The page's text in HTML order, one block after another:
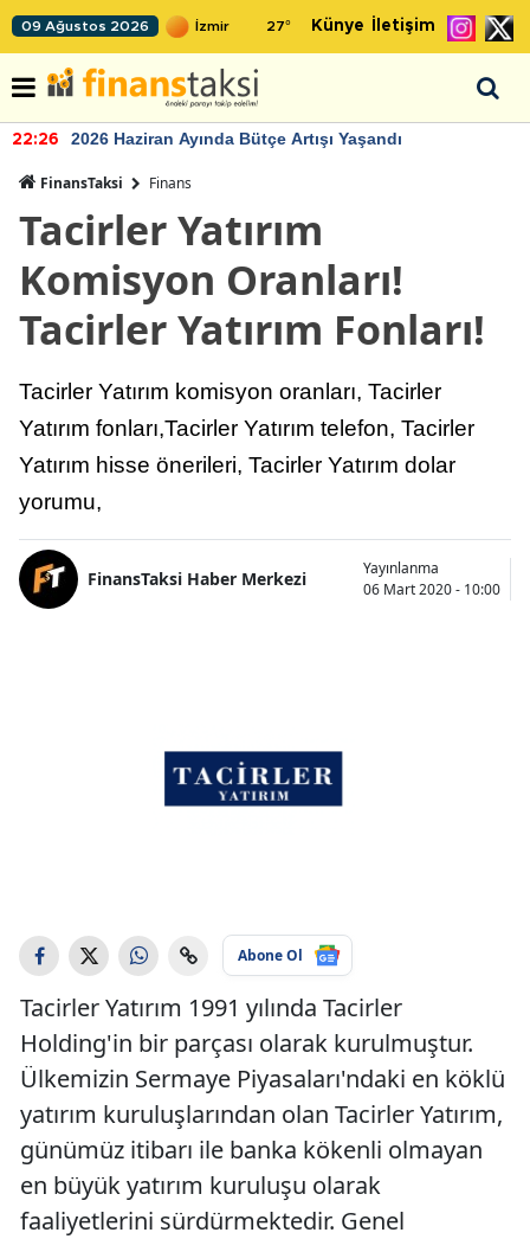
09 Ağustos 2026 27° Künye İletişim
22:24 TCMB'nin rezervlerinde artan momentum devam ediyor
FinansTaksi Finans
Tacirler Yatırım
Komisyon Oranları!
Tacirler Yatırım Fonları!
Tacirler Yatırım komisyon oranları, Tacirler
Yatırım fonları,Tacirler Yatırım telefon, Tacirler
Yatırım hisse önerileri, Tacirler Yatırım dolar
yorumu,
FinansTaksi Haber Merkezi
Yayınlanma
06 Mart 2020 - 10:00
Abone Ol
Tacirler Yatırım 1991 yılında Tacirler
Holding'in bir parçası olarak kurulmuştur.
Ülkemizin Sermaye Piyasaları'ndaki en köklü
yatırım kuruluşlarından olan Tacirler Yatırım,
günümüz itibarı ile banka kökenli olmayan
en büyük yatırım kuruluşu olarak
faaliyetlerini sürdürmektedir. Genel